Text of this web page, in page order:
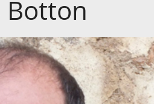
Botton